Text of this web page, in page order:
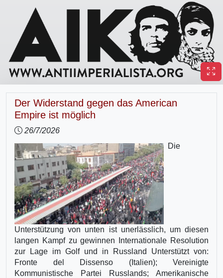
Der Widerstand gegen das American
Empire ist möglich
26/7/2026
Die
Unterstützung von unten ist unerlässlich, um diesen
langen Kampf zu gewinnen Internationale Resolution
zur Lage im Golf und in Russland Unterstützt von:
Fronte del Dissenso (Italien); Vereinigte
Kommunistische Partei Russlands; Amerikanische